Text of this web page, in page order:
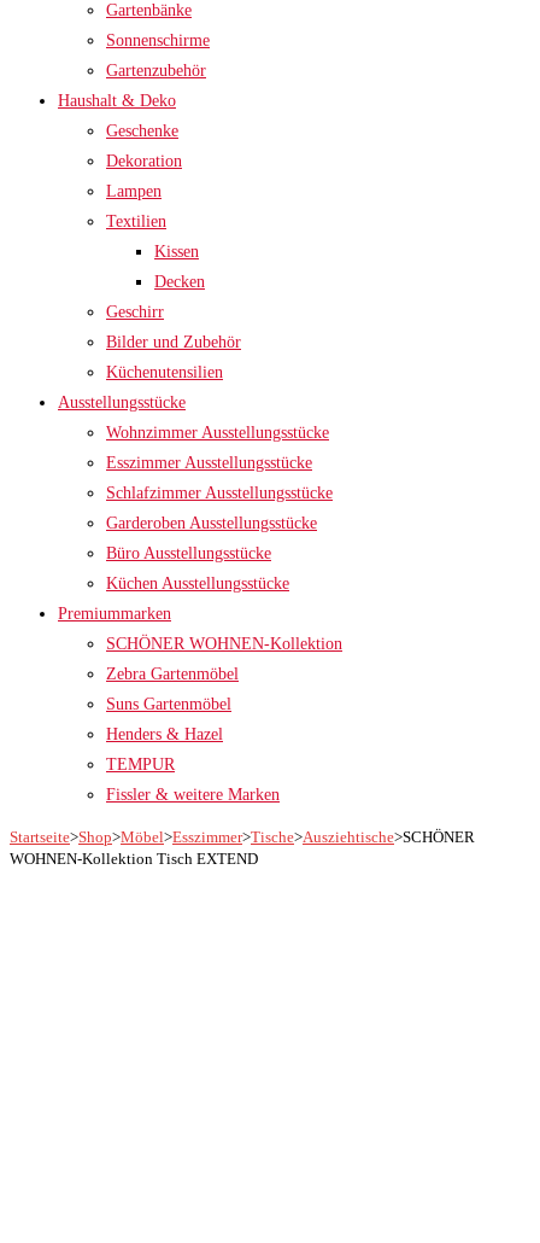
Gartenbänke
Sonnenschirme
Gartenzubehör
Haushalt & Deko
Geschenke
Dekoration
Lampen
Textilien
Kissen
Decken
Geschirr
Bilder und Zubehör
Küchenutensilien
Ausstellungsstücke
Wohnzimmer Ausstellungsstücke
Esszimmer Ausstellungsstücke
Schlafzimmer Ausstellungsstücke
Garderoben Ausstellungsstücke
Büro Ausstellungsstücke
Küchen Ausstellungsstücke
Premiummarken
SCHÖNER WOHNEN-Kollektion
Zebra Gartenmöbel
Suns Gartenmöbel
Henders & Hazel
TEMPUR
Fissler & weitere Marken
Startseite>Shop>Möbel>Esszimmer>Tische>Ausziehtische>SCHÖNER
WOHNEN-Kollektion Tisch EXTEND